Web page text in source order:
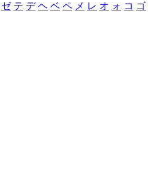
ゼ テ デ ヘ ベ ペ メ レ オ ォ コ ゴ